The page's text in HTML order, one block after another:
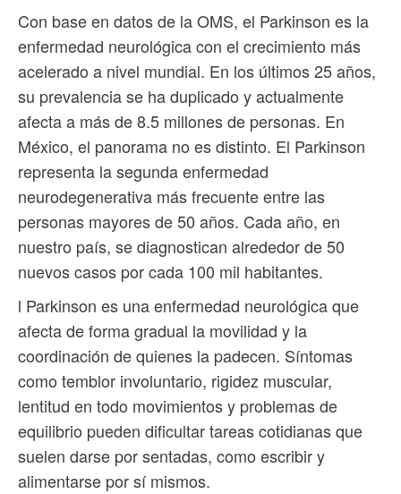
Con base en datos de la OMS, el Parkinson es la
enfermedad neurológica con el crecimiento más
acelerado a nivel mundial. En los últimos 25 años,
su prevalencia se ha duplicado y actualmente
afecta a más de 8.5 millones de personas. En
México, el panorama no es distinto. El Parkinson
representa la segunda enfermedad
neurodegenerativa más frecuente entre las
personas mayores de 50 años. Cada año, en
nuestro país, se diagnostican alrededor de 50
nuevos casos por cada 100 mil habitantes.
l Parkinson es una enfermedad neurológica que
afecta de forma gradual la movilidad y la
coordinación de quienes la padecen. Síntomas
como temblor involuntario, rigidez muscular,
lentitud en todo movimientos y problemas de
equilibrio pueden dificultar tareas cotidianas que
suelen darse por sentadas, como escribir y
alimentarse por sí mismos.